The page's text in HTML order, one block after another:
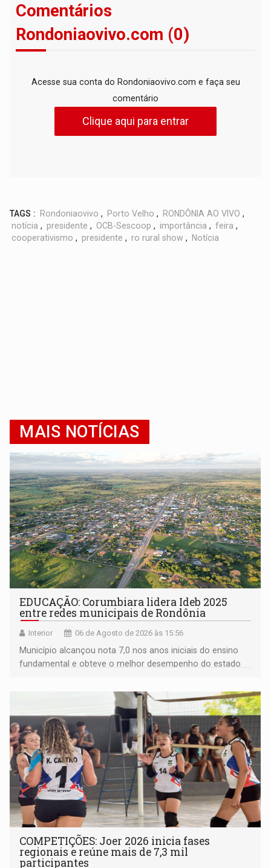
Comentários
Rondoniaovivo.com (0)
Acesse sua conta do Rondoniaovivo.com e faça seu
comentário
Clique aqui para entrar
TAGS : Rondoniaovivo , Porto Velho , RONDÔNIA AO VIVO ,
notícia , presidente , OCB-Sescoop , importância , feira ,
cooperativismo , presidente , ro rural show , Notícia
MAIS NOTÍCIAS
EDUCAÇÃO: Corumbiara lidera Ideb 2025
entre redes municipais de Rondônia
Interior 06 de Agosto de 2026 às 15:56
Município alcançou nota 7,0 nos anos iniciais do ensino
fundamental e obteve o melhor desempenho do estado
COMPETIÇÕES: Joer 2026 inicia fases
regionais e reúne mais de 7,3 mil
participantes